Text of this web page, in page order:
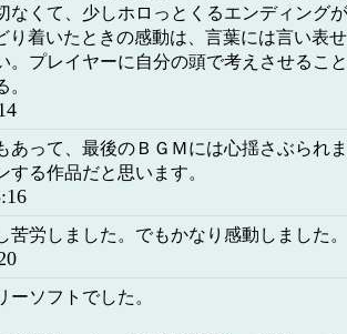
なくて、少しホロっとくるエンディング
り着いたときの感動は、言葉には言い表
。プレイヤーに自分の頭で考えさせるこ
あって、最後のＢＧＭには心揺さぶられ
する作品だと思います。
苦労しました。でもかなり感動しました。
ソフトでした。